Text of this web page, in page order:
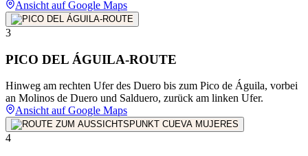
Ansicht auf Google Maps
3
PICO DEL ÁGUILA-ROUTE
Hinweg am rechten Ufer des Duero bis zum Pico de Águila, vorbei
an Molinos de Duero und Salduero, zurück am linken Ufer.
Ansicht auf Google Maps
4